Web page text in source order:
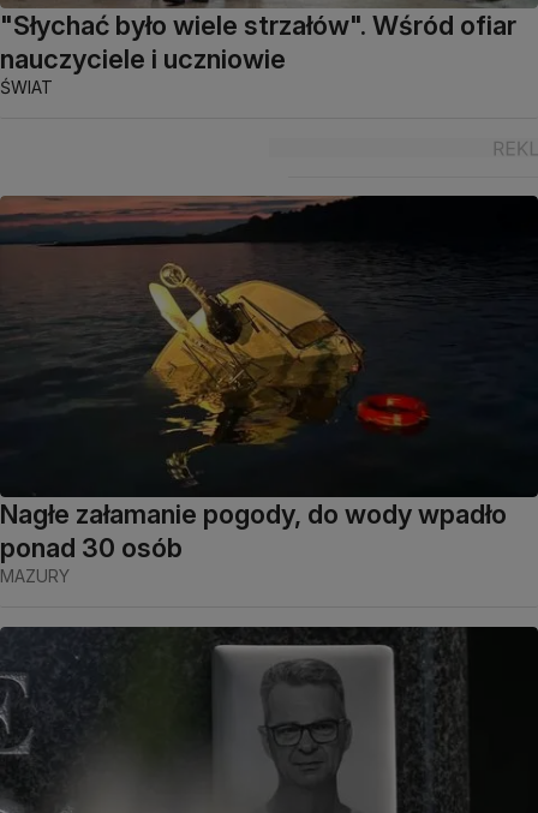
"Słychać było wiele strzałów". Wśród ofiar
nauczyciele i uczniowie
ŚWIAT
Nagłe załamanie pogody, do wody wpadło
ponad 30 osób
MAZURY